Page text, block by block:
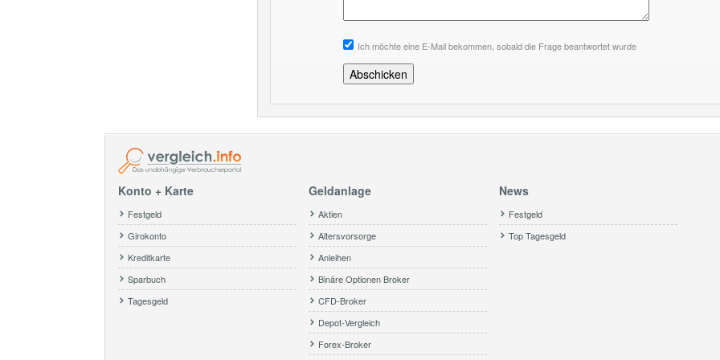
Ich möchte eine E-Mail bekommen, sobald die Frage beantwortet wurde
Konto + Karte
Festgeld
Girokonto
Kreditkarte
Sparbuch
Tagesgeld
Geldanlage
Aktien
Altersvorsorge
Anleihen
Binäre Optionen Broker
CFD-Broker
Depot-Vergleich
Forex-Broker
News
Festgeld
Top Tagesgeld